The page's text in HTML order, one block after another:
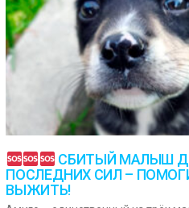
СБИТЫЙ МАЛЫШ
ПОСЛЕДНИХ СИЛ –
ВЫЖИТЬ!